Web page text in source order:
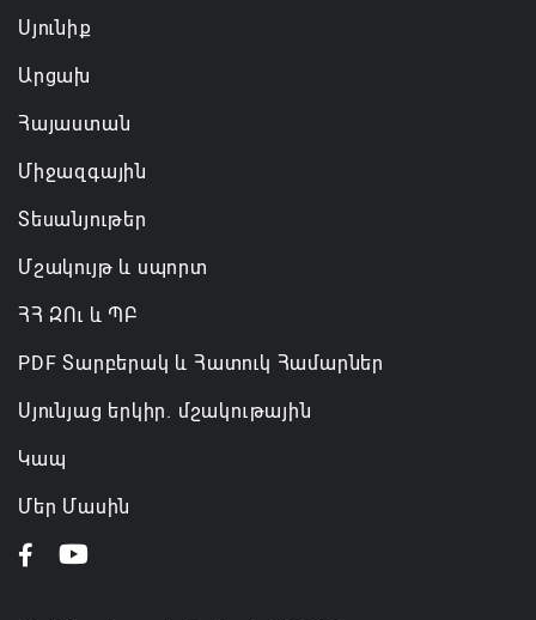
Սյունիք
Արցախ
Հայաստան
Միջազգային
Տեսանյութեր
Մշակույթ և սպորտ
ՀՀ ԶՈւ և ՊԲ
PDF Տարբերակ և Հատուկ Համարներ
Սյունյաց երկիր. մշակութային
Կապ
Մեր Մասին